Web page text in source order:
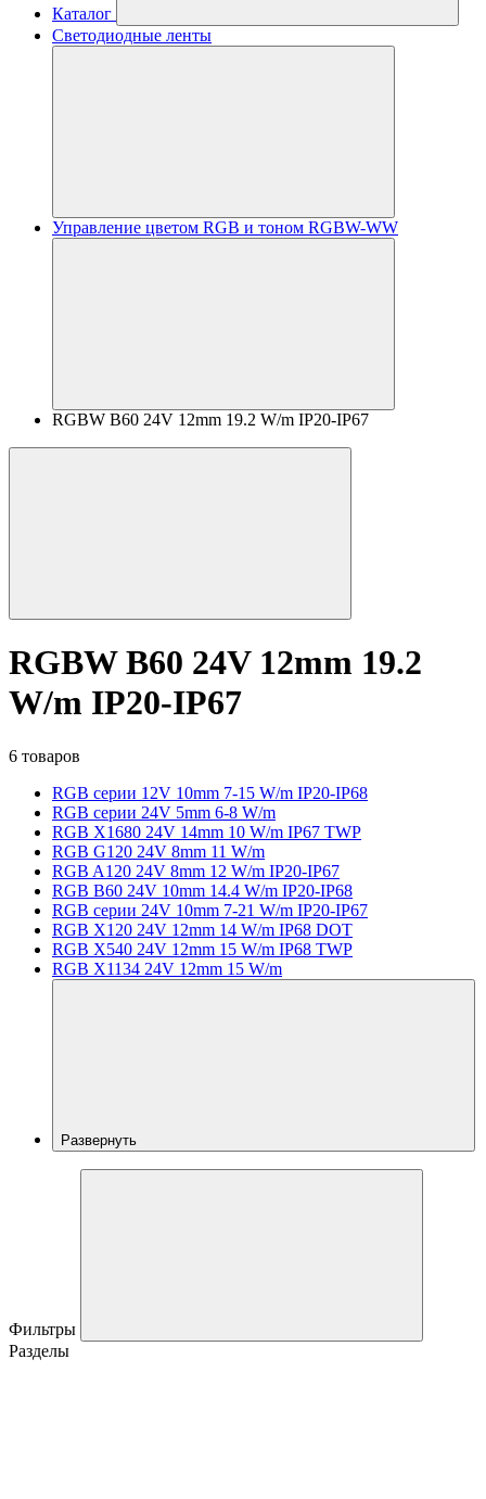
Каталог
Светодиодные ленты
Управление цветом RGB и тоном RGBW-WW
RGBW B60 24V 12mm 19.2 W/m IP20-IP67
RGBW B60 24V 12mm 19.2
W/m IP20-IP67
6 товаров
RGB серии 12V 10mm 7-15 W/m IP20-IP68
RGB серии 24V 5mm 6-8 W/m
RGB X1680 24V 14mm 10 W/m IP67 TWP
RGB G120 24V 8mm 11 W/m
RGB A120 24V 8mm 12 W/m IP20-IP67
RGB B60 24V 10mm 14.4 W/m IP20-IP68
RGB серии 24V 10mm 7-21 W/m IP20-IP67
RGB X120 24V 12mm 14 W/m IP68 DOT
RGB X540 24V 12mm 15 W/m IP68 TWP
RGB X1134 24V 12mm 15 W/m
Развернуть
Фильтры
Разделы